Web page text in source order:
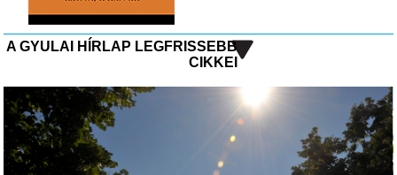
A GYULAI HÍRLAP LEGFRISSEBB
CIKKEI